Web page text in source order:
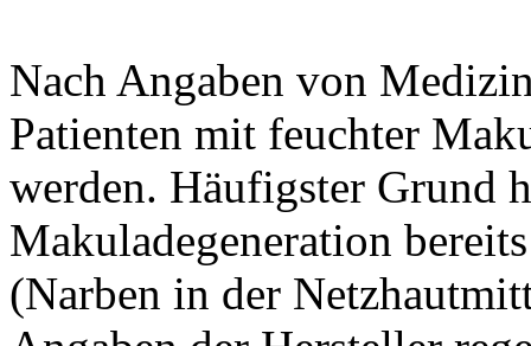
Nach Angaben von
Patienten mit feuchter
werden. Häufigster Grund
Makuladegeneration
(Narben in der